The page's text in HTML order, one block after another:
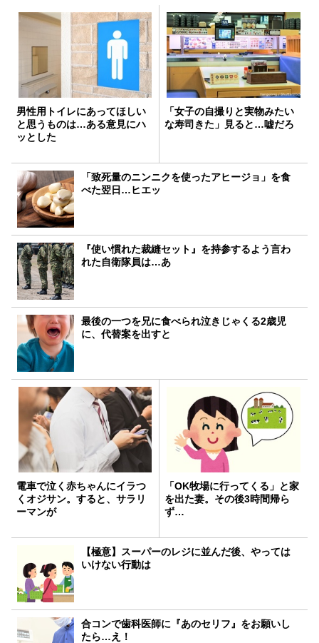
男性用トイレにあってほしい
と思うものは…ある意見にハ
ッとした
「女子の自撮りと実物みたい
な寿司きた」見ると…嘘だろ
「致死量のニンニクを使ったアヒージョ」を食
べた翌日…ヒエッ
『使い慣れた裁縫セット』を持参するよう言わ
れた自衛隊員は…あ
最後の一つを兄に食べられ泣きじゃくる2歳児
に、代替案を出すと
電車で泣く赤ちゃんにイラつ
くオジサン。すると、サラリ
ーマンが
「OK牧場に行ってくる」と家
を出た妻。その後3時間帰ら
ず…
【極意】スーパーのレジに並んだ後、やっては
いけない行動は
合コンで歯科医師に『あのセリフ』をお願いし
たら…え！